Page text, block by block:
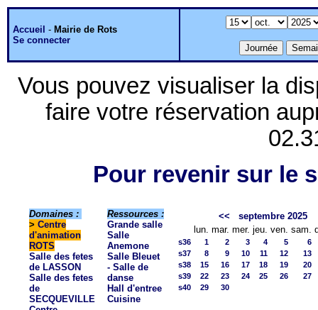
Accueil - Mairie de Rots
Se connecter
Vous pouvez visualiser la
faire votre réservation
Pour revenir sur le
Domaines :
> Centre
d'animation
ROTS
Salle des fetes
de LASSON
Salle des fetes
de
SECQUEVILLE
Ressources :
Grande salle
Salle
Anemone
Salle Bleuet
- Salle de
danse
Hall d'entree
Cuisine
<<
septembre 2025
lun. mar. mer. jeu. ven. sam.
s36 1 2 3 4 5
6
s37
8 9 10 11 12
13
s38
15 16 17 18 19
20
s39
22 23 24 25 26
27
s40
29 30